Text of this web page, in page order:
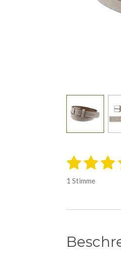
B
u
1
S
e
n
2
S
e
n
3
e
n
1 Stimme